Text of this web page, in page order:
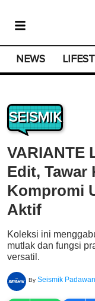
NEWS
SEISMIK
VARIANTE
Edit, Tawar
Kompromi
Aktif
Koleksi ini
mutlak dan fungsi
versatil.
By Seismik Padawan